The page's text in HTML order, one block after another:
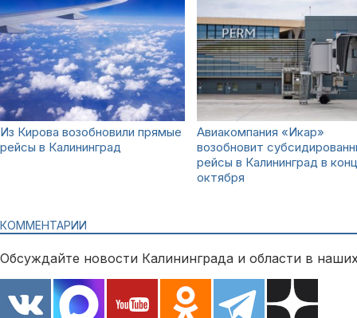
Из Кирова возобновили прямые
рейсы в Калининград
Авиакомпания «Икар»
возобновит
рейсы в Калининград в
октября
КОММЕНТАРИИ
Обсуждайте новости Калининграда и области в